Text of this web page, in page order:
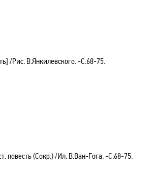
/Рис. В.Янкилевского. -С.68-75.
повесть (Сокр.) /Ил. В.Ван-Гога. -С.68-75.